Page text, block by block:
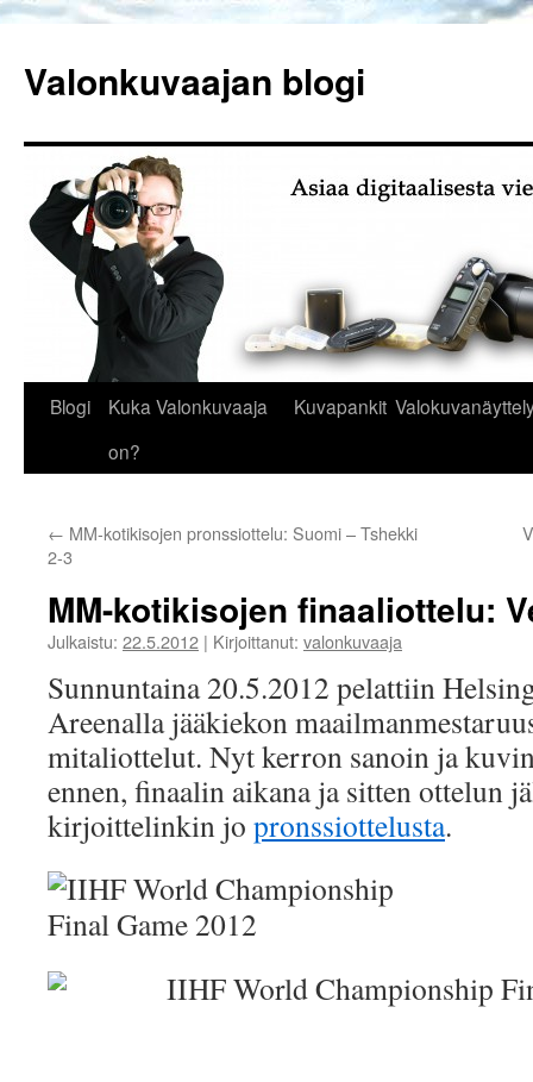
Valonkuvaajan blogi
Blogi
Kuka Valonkuvaaja
on?
Kuvapankit
← MM-kotikisojen pronssiottelu: Suomi – Tshekki
2-3
MM-kotikisojen finaaliottelu:
Julkaistu: 22.5.2012 | Kirjoittanut: valonkuvaaja
Sunnuntaina 20.5.2012 pelattiin
Areenalla jääkiekon
mitaliottelut. Nyt kerron sanoin ja
ennen, finaalin aikana ja sitten ottelun
kirjoittelinkin jo pronssiottelusta.